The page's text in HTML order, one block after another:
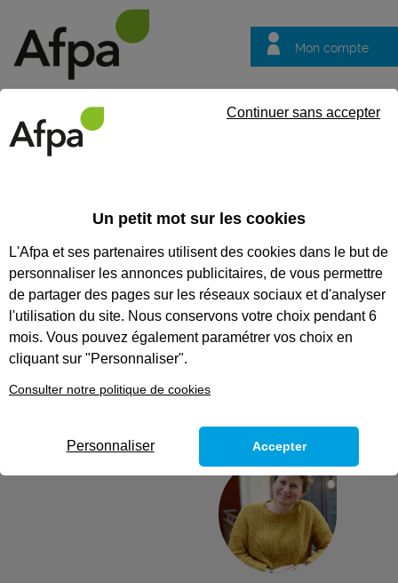
Mon compte
questions
Témoignage
Déborah Bulteau,
lauréate des
Trophées Métiers
pour ELLES 2025
Un petit mot sur les cookies
L'Afpa et ses partenaires utilisent des cookies dans le but de
personnaliser les annonces publicitaires, de vous permettre
de partager des pages sur les réseaux sociaux et d'analyser
l'utilisation du site. Nous conservons votre choix pendant 6
mois. Vous pouvez également paramétrer vos choix en
cliquant sur "Personnaliser".
Consulter notre politique de cookies
Continuer sans accepter
Personnaliser Accepter